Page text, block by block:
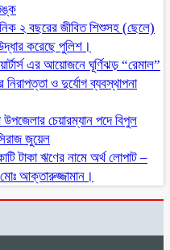
২ বছরের জীবিত শিশুসহ (ছেলে)
করেছে পুলিশ।
এর আয়োজনে ঘূর্ণিঝড় “রেমাল”
ও দুর্যোগ ব্যবস্থাপনা
চেয়ারম্যান পদে বিপুল
জুয়েল
টাকা ঋণের নামে অর্থ লোপাট –
আক্তারুজ্জামান।